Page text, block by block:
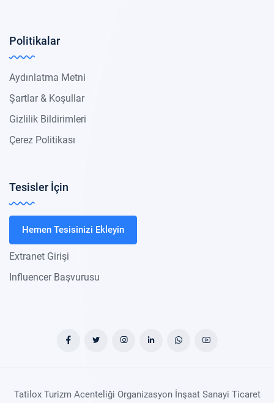
Politikalar
Aydınlatma Metni
Şartlar & Koşullar
Gizlilik Bildirimleri
Çerez Politikası
Tesisler İçin
Hemen Tesisinizi Ekleyin
Extranet Girişi
Influencer Başvurusu
Tatilox Turizm Acenteliği Organizasyon İnşaat Sanayi Ticaret